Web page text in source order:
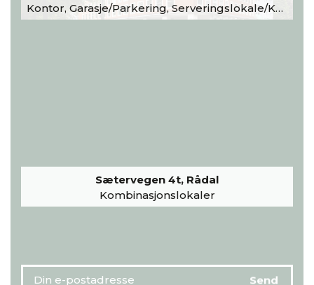
Kontor, Garasje/Parkering, Serveringslokale/Kantine, Undervisning/Arrangement
Sætervegen 4t, Rådal
Kombinasjonslokaler